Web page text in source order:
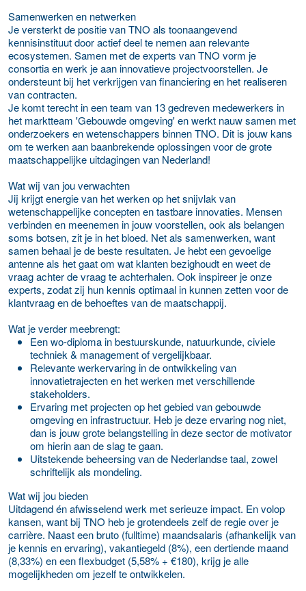
Samenwerken en netwerken
Je versterkt de positie van TNO als toonaangevend
kennisinstituut door actief deel te nemen aan relevante
ecosystemen. Samen met de experts van TNO vorm je
consortia en werk je aan innovatieve projectvoorstellen. Je
ondersteunt bij het verkrijgen van financiering en het realiseren
van contracten.
Je komt terecht in een team van 13 gedreven medewerkers in
het marktteam 'Gebouwde omgeving' en werkt nauw samen met
onderzoekers en wetenschappers binnen TNO. Dit is jouw kans
om te werken aan baanbrekende oplossingen voor de grote
maatschappelijke uitdagingen van Nederland!
Wat wij van jou verwachten
Jij krijgt energie van het werken op het snijvlak van
wetenschappelijke concepten en tastbare innovaties. Mensen
verbinden en meenemen in jouw voorstellen, ook als belangen
soms botsen, zit je in het bloed. Net als samenwerken, want
samen behaal je de beste resultaten. Je hebt een gevoelige
antenne als het gaat om wat klanten bezighoudt en weet de
vraag achter de vraag te achterhalen. Ook inspireer je onze
experts, zodat zij hun kennis optimaal in kunnen zetten voor de
klantvraag en de behoeftes van de maatschappij.
Wat je verder meebrengt:
Een wo-diploma in bestuurskunde, natuurkunde, civiele
techniek & management of vergelijkbaar.
Relevante werkervaring in de ontwikkeling van
innovatietrajecten en het werken met verschillende
stakeholders.
Ervaring met projecten op het gebied van gebouwde
omgeving en infrastructuur. Heb je deze ervaring nog niet,
dan is jouw grote belangstelling in deze sector de motivator
om hierin aan de slag te gaan.
Uitstekende beheersing van de Nederlandse taal, zowel
schriftelijk als mondeling.
Wat wij jou bieden
Uitdagend én afwisselend werk met serieuze impact. En volop
kansen, want bij TNO heb je grotendeels zelf de regie over je
carrière. Naast een bruto (fulltime) maandsalaris (afhankelijk van
je kennis en ervaring), vakantiegeld (8%), een dertiende maand
(8,33%) en een flexbudget (5,58% + €180), krijg je alle
mogelijkheden om jezelf te ontwikkelen.